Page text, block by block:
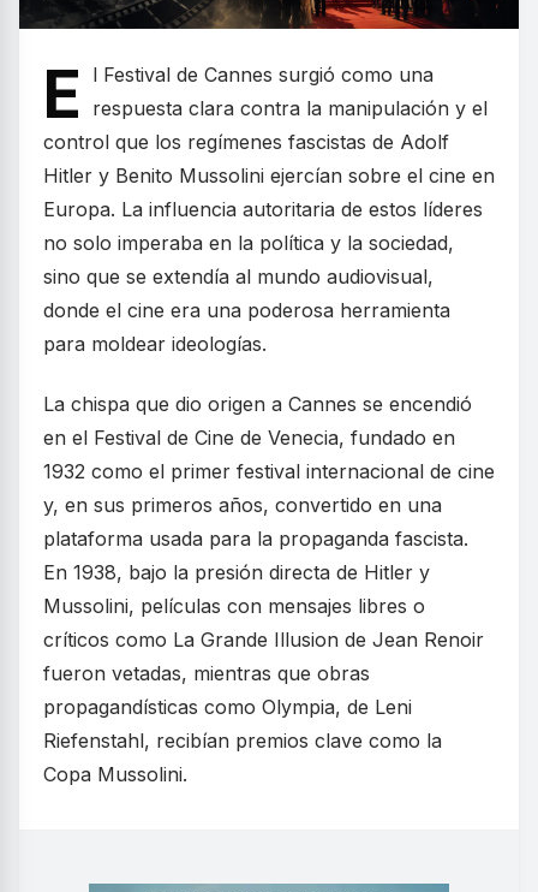
E
l Festival de Cannes surgió como una
respuesta clara contra la manipulación y el
control que los regímenes fascistas de Adolf
Hitler y Benito Mussolini ejercían sobre el cine en
Europa. La influencia autoritaria de estos líderes
no solo imperaba en la política y la sociedad,
sino que se extendía al mundo audiovisual,
donde el cine era una poderosa herramienta
para moldear ideologías.
La chispa que dio origen a Cannes se encendió
en el Festival de Cine de Venecia, fundado en
1932 como el primer festival internacional de cine
y, en sus primeros años, convertido en una
plataforma usada para la propaganda fascista.
En 1938, bajo la presión directa de Hitler y
Mussolini, películas con mensajes libres o
críticos como La Grande Illusion de Jean Renoir
fueron vetadas, mientras que obras
propagandísticas como Olympia, de Leni
Riefenstahl, recibían premios clave como la
Copa Mussolini.